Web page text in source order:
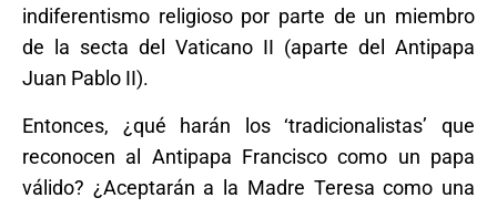
indiferentismo religioso por parte de un miembro
de la secta del Vaticano II (aparte del Antipapa
Juan Pablo II).
Entonces, ¿qué harán los ‘tradicionalistas’ que
reconocen al Antipapa Francisco como un papa
válido? ¿Aceptarán a la Madre Teresa como una